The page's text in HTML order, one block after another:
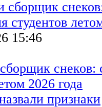
15:46
2026 года